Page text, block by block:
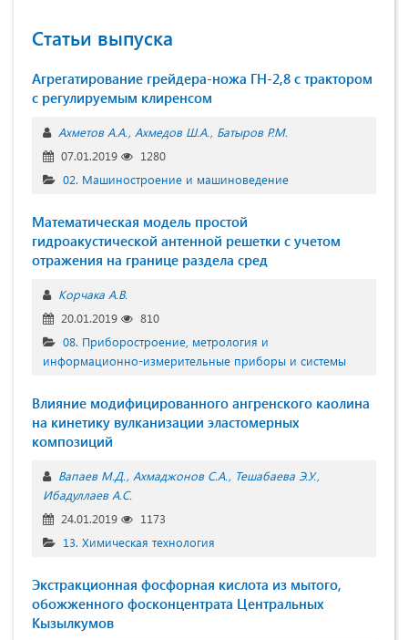
Статьи выпуска
Агрегатирование грейдера-ножа ГН-2,8 с трактором
с регулируемым клиренсом
Ахметов А.А. Ахмедов Ш.А. Батыров Р.М.
07.01.2019
1280
02. Машиностроение и машиноведение
Математическая модель простой
гидроакустической антенной решетки с учетом
отражения на границе раздела сред
Корчака А.В.
20.01.2019
810
08. Приборостроение, метрология и
информационно-измерительные приборы и системы
Влияние модифицированного ангренского каолина
на кинетику вулканизации эластомерных
композиций
Вапаев М.Д. Ахмаджонов С.А. Тешабаева Э.У.
Ибадуллаев А.С.
24.01.2019
1173
13. Химическая технология
Экстракционная фосфорная кислота из мытого,
обожженного фосконцентрата Центральных
Кызылкумов